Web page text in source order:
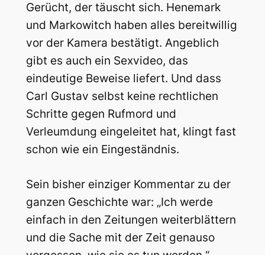
Gerücht, der täuscht sich. Henemark
und Markowitch haben alles bereitwillig
vor der Kamera bestätigt. Angeblich
gibt es auch ein Sexvideo, das
eindeutige Beweise liefert. Und dass
Carl Gustav selbst keine rechtlichen
Schritte gegen Rufmord und
Verleumdung eingeleitet hat, klingt fast
schon wie ein Eingeständnis.
Sein bisher einziger Kommentar zu der
ganzen Geschichte war: „Ich werde
einfach in den Zeitungen weiterblättern
und die Sache mit der Zeit genauso